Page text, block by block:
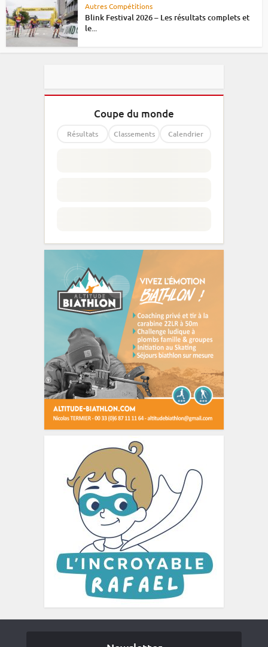
Autres Compétitions
Blink Festival 2026 – Les résultats complets et
le...
Coupe du monde
Résultats Classements Calendrier